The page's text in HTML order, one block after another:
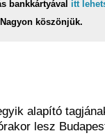
bankkártyával itt
Nagyon köszönjük.
alapító
lesz